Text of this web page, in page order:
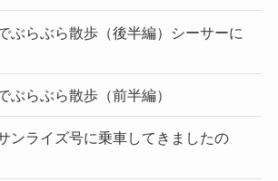
ぶらぶら散歩（後半編）シーサーに
ぶらぶら散歩（前半編）
ンライズ号に乗車してきましたの